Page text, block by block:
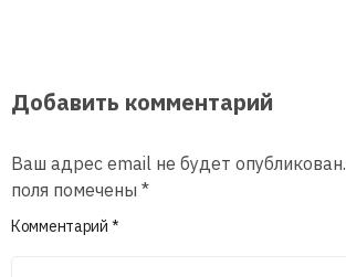
Добавить комментарий
Ваш адрес email не будет опубликован.
поля помечены *
Комментарий *